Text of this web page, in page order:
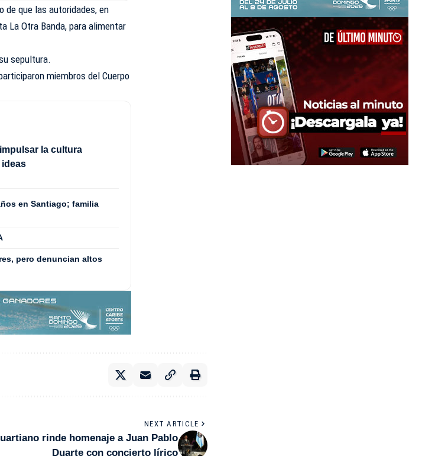
de que las autoridades, en
La Otra Banda, para alimentar
sepultura.
miembros del Cuerpo
la cultura
en Santiago; familia
pero denuncian altos
NEXT ARTICLE
rinde homenaje a Juan Pablo
Duarte con concierto lírico